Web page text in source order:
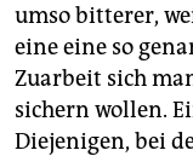
umso bitterer,
eine eine so
Zuarbeit sich
sichern wollen.
Diejenigen, bei